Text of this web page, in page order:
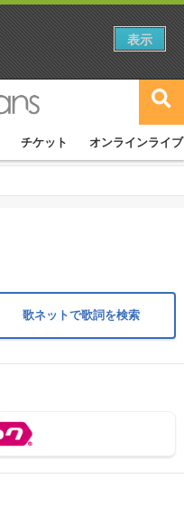
チケット オンラインライブ
歌ネットで歌詞を検索
表示